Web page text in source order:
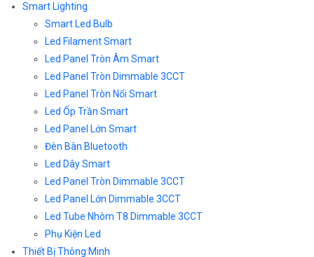
Smart Lighting
Smart Led Bulb
Led Filament Smart
Led Panel Tròn Âm Smart
Led Panel Tròn Dimmable 3CCT
Led Panel Tròn Nổi Smart
Led Ốp Trần Smart
Led Panel Lớn Smart
Đèn Bàn Bluetooth
Led Dây Smart
Led Panel Tròn Dimmable 3CCT
Led Panel Lớn Dimmable 3CCT
Led Tube Nhôm T8 Dimmable 3CCT
Phụ Kiện Led
Thiết Bị Thông Minh